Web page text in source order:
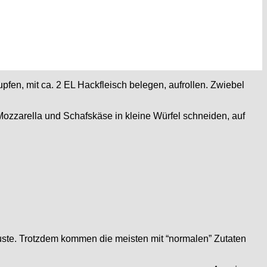
mit ca. 2 EL Hackfleisch belegen, aufrollen. Zwiebel
und Schafskäse in kleine Würfel schneiden, auf
Trotzdem kommen die meisten mit “normalen” Zutaten